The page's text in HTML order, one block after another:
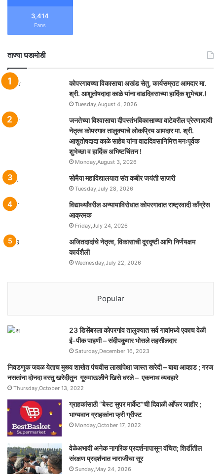
3,414
Fans
ताज्या घडामोडी
कोपरगावच्या विकासाचा अखंड सेतु, कार्यसम्राट आमदार मा.
श्री. आशुतोषदादा काळे यांना वाढदिवसाच्या हार्दिक शुभेच्छा.!
Tuesday,August 4, 2026
जनतेच्या विश्वासाचा दीपस्तंभविकासाच्या वाटेवरील प्रेरणादायी
नेतृत्व कोपरगाव तालुक्याचे लोकप्रिय आमदार मा. श्री.
आशुतोषदादा काळे साहेब यांना वाढदिवसानिमित्त मनःपूर्वक
शुभेच्छा व हार्दिक अभिष्टचिंतन !
Monday,August 3, 2026
सोमैया महाविद्यालयात संत कबीर जयंती साजरी
Tuesday,July 28, 2026
विद्यार्थ्यांवरील अन्यायाविरोधात कोपरगावात राष्ट्रवादी काँग्रेस
आक्रमक
Friday,July 24, 2026
अजितदादांचे नेतृत्व, विकासाची दूरदृष्टी आणि निर्णयक्षम
कार्यशैली
Wednesday,July 22, 2026
Popular
23 डिसेंबरला कोपरगांव तालुक्‍यात सर्व गावांमध्ये एकाच वेळी
ई-पीक पाहणी – संदीपकुमार भोसले तहसीलदार
Saturday,December 16, 2023
निवडणुक जवळ येताच मुख्य शाखेत पंचवीस लाखांपेक्षा जास्त खरेदी – बाबा आव्हाड ; गरज
नसतांना दोनदा वस्तु खरेदीतुन गूरुमाऊलीने खिसे धरले – एकनाथ व्यवहारे
Thursday,October 13, 2022
ग्राहकांसाठी “बेस्ट सुपर मार्केट”ची दिवाळी आॕफर जाहीर ;
भाग्यवान ग्राहकांना फ्री ग्रीफ्ट
Monday,October 17, 2022
वेळेअभावी अनेक नागरिक प्रदर्शनापासून वंचित; शिर्डीतील
संरक्षण प्रदर्शनात नाराजीचा सूर
Sunday,May 24, 2026